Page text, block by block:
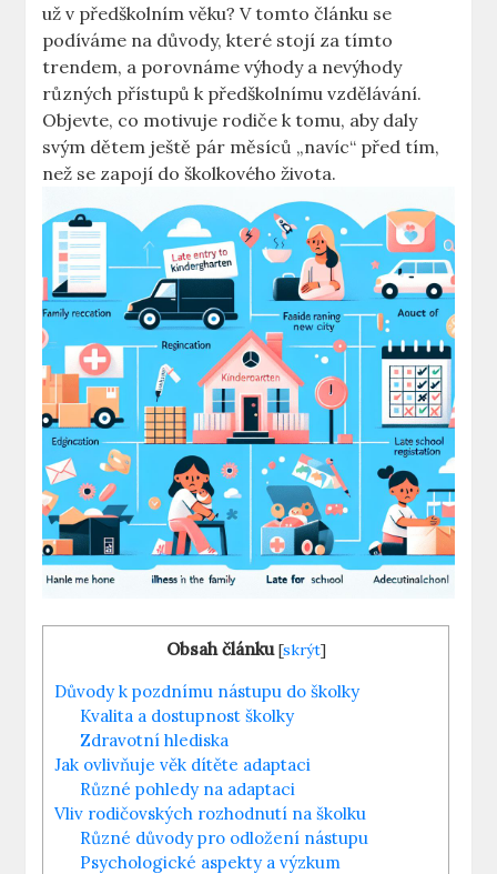
už v předškolním věku? V tomto článku se
podíváme na důvody, které stojí za tímto
trendem, a porovnáme výhody a nevýhody
různých přístupů k předškolnímu vzdělávání.
Objevte, co motivuje rodiče k tomu, aby daly
svým dětem ještě pár měsíců „navíc“ před tím,
než se zapojí do školkového života.
Obsah článku [skrýt]
Důvody k pozdnímu nástupu do školky
Kvalita a dostupnost školky
Zdravotní hlediska
Jak ovlivňuje věk dítěte adaptaci
Různé pohledy na adaptaci
Vliv rodičovských rozhodnutí na školku
Různé důvody pro odložení nástupu
Psychologické aspekty a výzkum